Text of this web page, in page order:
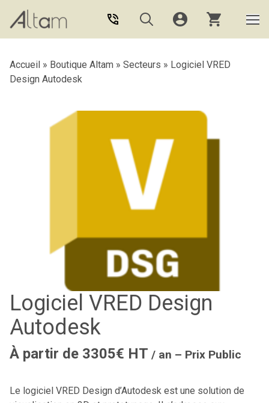
Aller au contenu principal
Accueil » Boutique Altam » Secteurs » Logiciel VRED
Design Autodesk
Logiciel VRED Design
Autodesk
À partir de 3305€ HT / an – Prix Public
Le logiciel VRED Design d’Autodesk est une solution de